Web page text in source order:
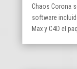
Chaos Corona
software
Max y C4D el